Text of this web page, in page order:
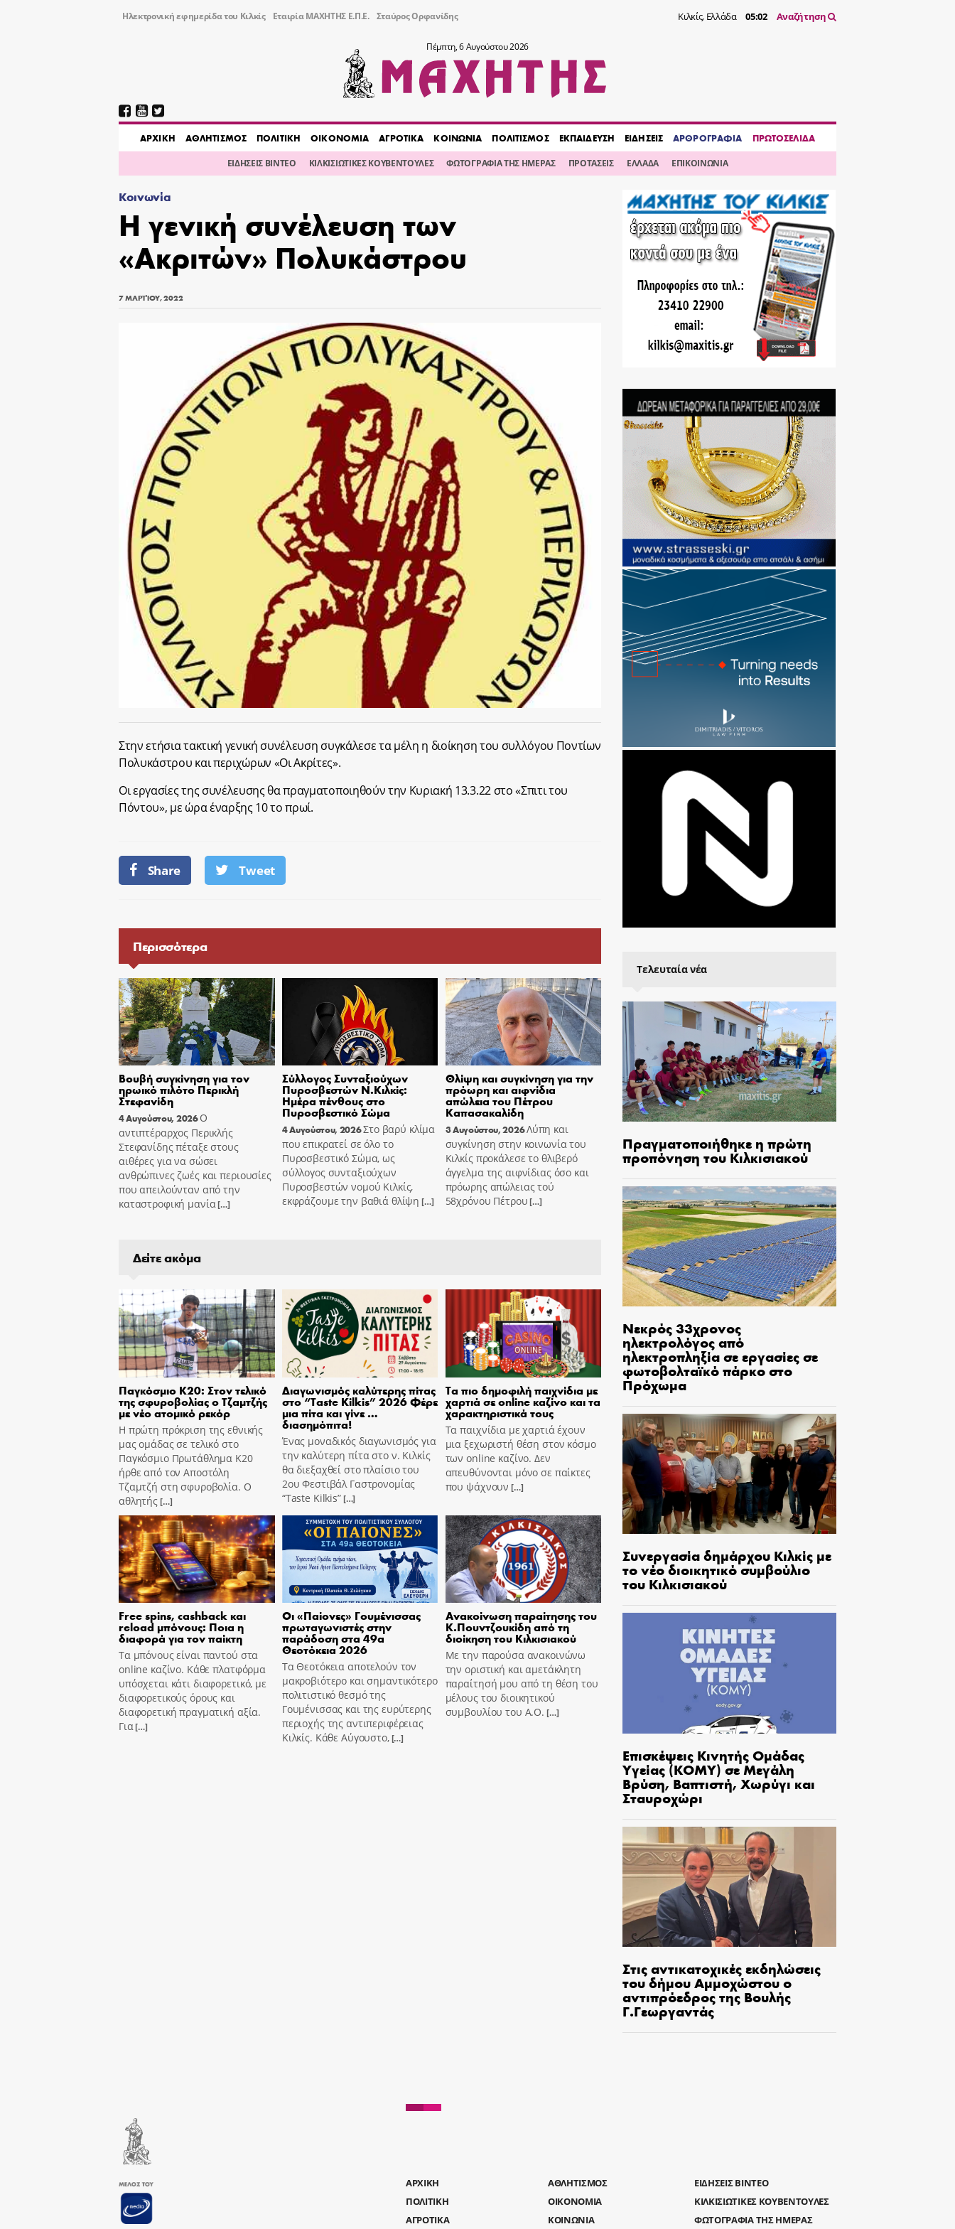
Ηλεκτρονική εφημερίδα του Κιλκίς Εταιρία ΜΑΧΗΤΗΣ Ε.Π.Ε. Σταύρος Ορφανίδης Κιλκίς, Ελλάδα 05:02 Αναζήτηση
Πέμπτη, 6 Αυγούστου 2026
AΡΧΙΚΗ ΑΘΛΗΤΙΣΜΟΣ ΠΟΛΙΤΙΚΗ ΟΙΚΟΝΟΜΙΑ ΑΓΡΟΤΙΚΑ ΚΟΙΝΩΝΙΑ ΠΟΛΙΤΙΣΜΟΣ ΕΚΠΑΙΔΕΥΣΗ ΕΙΔΗΣΕΙΣ ΑΡΘΡΟΓΡΑΦΙΑ ΠΡΩΤΟΣΕΛΙΔΑ
ΕΙΔΗΣΕΙΣ ΒΙΝΤΕΟ ΚΙΛΚΙΣΙΩΤΙΚΕΣ ΚΟΥΒΕΝΤΟΥΛΕΣ ΦΩΤΟΓΡΑΦΙΑ ΤΗΣ ΗΜΕΡΑΣ ΠΡΟΤΑΣΕΙΣ ΕΛΛΑΔΑ ΕΠΙΚΟΙΝΩΝΙΑ
Κοινωνία
Η γενική συνέλευση των
«Ακριτών» Πολυκάστρου
7 ΜΑΡΤΊΟΥ, 2022
Στην ετήσια τακτική γενική συνέλευση συγκάλεσε τα μέλη η διοίκηση του συλλόγου Ποντίων
Πολυκάστρου και περιχώρων «Οι Ακρίτες».
Οι εργασίες της συνέλευσης θα πραγματοποιηθούν την Κυριακή 13.3.22 στο «Σπιτι του
Πόντου», με ώρα έναρξης 10 το πρωί.
Share Tweet
Περισσότερα
Βουβή συγκίνηση για τον
ηρωικό πιλότο Περικλή
Στεφανίδη
4 Αυγούστου, 2026Ο
αντιπτέραρχος Περικλής
Στεφανίδης πέταξε στους
αιθέρες για να σώσει
ανθρώπινες ζωές και περιουσίες
που απειλούνταν από την
καταστροφική μανία[…]
Σύλλογος Συνταξιούχων
Πυροσβεστών Ν.Κιλκίς:
Ημέρα πένθους στο
Πυροσβεστικό Σώμα
4 Αυγούστου, 2026Στο βαρύ κλίμα
που επικρατεί σε όλο το
Πυροσβεστικό Σώμα, ως
σύλλογος συνταξιούχων
Πυροσβεστών νομού Κιλκίς,
εκφράζουμε την βαθιά θλίψη […]
Θλίψη και συγκίνηση για την
πρόωρη και αιφνίδια
απώλεια του Πέτρου
Καπασακαλίδη
3 Αυγούστου, 2026Λύπη και
συγκίνηση στην κοινωνία του
Κιλκίς προκάλεσε το θλιβερό
άγγελμα της αιφνίδιας όσο και
πρόωρης απώλειας τού
58χρόνου Πέτρου[…]
Δείτε ακόμα
Παγκόσμιο Κ20: Στον τελικό
της σφυροβολίας ο Τζαμτζής
με νέο ατομικό ρεκόρ
Η πρώτη πρόκριση της εθνικής
μας ομάδας σε τελικό στο
Παγκόσμιο Πρωτάθλημα Κ20
ήρθε από τον Αποστόλη
Τζαμτζή στη σφυροβολία. Ο
αθλητής[…]
Διαγωνισμός καλύτερης πίτας
στο “Taste Kilkis” 2026 Φέρε
μια πίτα και γίνε …
διασημόπιτα!
Ένας μοναδικός διαγωνισμός για
την καλύτερη πίτα στο ν. Κιλκίς
θα διεξαχθεί στο πλαίσιο του
2ου Φεστιβάλ Γαστρονομίας
“Taste Kilkis”[…]
Τα πιο δημοφιλή παιχνίδια με
χαρτιά σε online καζίνο και τα
χαρακτηριστικά τους
Τα παιχνίδια με χαρτιά έχουν
μια ξεχωριστή θέση στον κόσμο
των online καζίνο. Δεν
απευθύνονται μόνο σε παίκτες
που ψάχνουν […]
Free spins, cashback και
reload μπόνους: Ποια η
διαφορά για τον παίκτη
Τα μπόνους είναι παντού στα
online καζίνο. Κάθε πλατφόρμα
υπόσχεται κάτι διαφορετικό, με
διαφορετικούς όρους και
διαφορετική πραγματική αξία.
Για[…]
Οι «Παίονες» Γουμένισσας
πρωταγωνιστές στην
παράδοση στα 49α
Θεοτόκεια 2026
Τα Θεοτόκεια αποτελούν τον
μακροβιότερο και σημαντικότερο
πολιτιστικό θεσμό της
Γουμένισσας και της ευρύτερης
περιοχής της αντιπεριφέρειας
Κιλκίς. Κάθε Αύγουστο,[…]
Ανακοίνωση παραίτησης του
Κ.Πουντζουκίδη από τη
διοίκηση του Κιλκισιακού
Με την παρούσα ανακοινώνω
την οριστική και αμετάκλητη
παραίτησή μου από τη θέση του
μέλους του διοικητικού
συμβουλίου του Α.Ο. […]
Τελευταία νέα
Πραγματοποιήθηκε η πρώτη
προπόνηση του Κιλκισιακού
Νεκρός 33χρονος
ηλεκτρολόγος από
ηλεκτροπληξία σε εργασίες σε
φωτοβολταϊκό πάρκο στο
Πρόχωμα
Συνεργασία δημάρχου Κιλκίς με
το νέο διοικητικό συμβούλιο
του Κιλκισιακού
Επισκέψεις Κινητής Ομάδας
Υγείας (ΚΟΜΥ) σε Μεγάλη
Βρύση, Βαπτιστή, Χωρύγι και
Σταυροχώρι
Στις αντικατοχικές εκδηλώσεις
του δήμου Αμμοχώστου ο
αντιπρόεδρος της Βουλής
Γ.Γεωργαντάς
AΡΧΙΚΗ
ΑΘΛΗΤΙΣΜΟΣ
ΠΟΛΙΤΙΚΗ
ΟΙΚΟΝΟΜΙΑ
ΑΓΡΟΤΙΚΑ
ΚΟΙΝΩΝΙΑ
ΕΙΔΗΣΕΙΣ ΒΙΝΤΕΟ
ΚΙΛΚΙΣΙΩΤΙΚΕΣ ΚΟΥΒΕΝΤΟΥΛΕΣ
ΦΩΤΟΓΡΑΦΙΑ ΤΗΣ ΗΜΕΡΑΣ